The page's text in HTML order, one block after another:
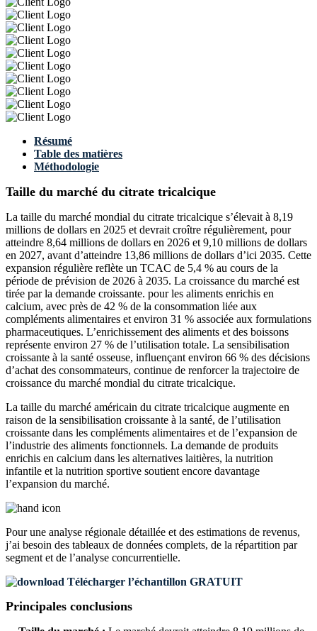
Résumé
Table des matières
Méthodologie
Taille du marché du citrate tricalcique
La taille du marché mondial du citrate tricalcique s’élevait à 8,19
millions de dollars en 2025 et devrait croître régulièrement, pour
atteindre 8,64 millions de dollars en 2026 et 9,10 millions de dollars
en 2027, avant d’atteindre 13,86 millions de dollars d’ici 2035. Cette
expansion régulière reflète un TCAC de 5,4 % au cours de la
période de prévision de 2026 à 2035. La croissance du marché est
tirée par la demande croissante. pour les aliments enrichis en
calcium, avec près de 42 % de la consommation liée aux
compléments alimentaires et environ 31 % associée aux formulations
pharmaceutiques. L’enrichissement des aliments et des boissons
représente environ 27 % de l’utilisation totale. La sensibilisation
croissante à la santé osseuse, influençant environ 66 % des décisions
d’achat des consommateurs, continue de renforcer la trajectoire de
croissance du marché mondial du citrate tricalcique.
La taille du marché américain du citrate tricalcique augmente en
raison de la sensibilisation croissante à la santé, de l’utilisation
croissante dans les compléments alimentaires et de l’expansion de
l’industrie des aliments fonctionnels. La demande de produits
enrichis en calcium dans les alternatives laitières, la nutrition
infantile et la nutrition sportive soutient encore davantage
l’expansion du marché.
Pour une analyse régionale détaillée et des estimations de revenus,
j’ai besoin des tableaux de données complets, de la répartition par
segment et de l’analyse concurrentielle.
Télécharger l’échantillon GRATUIT
Principales conclusions